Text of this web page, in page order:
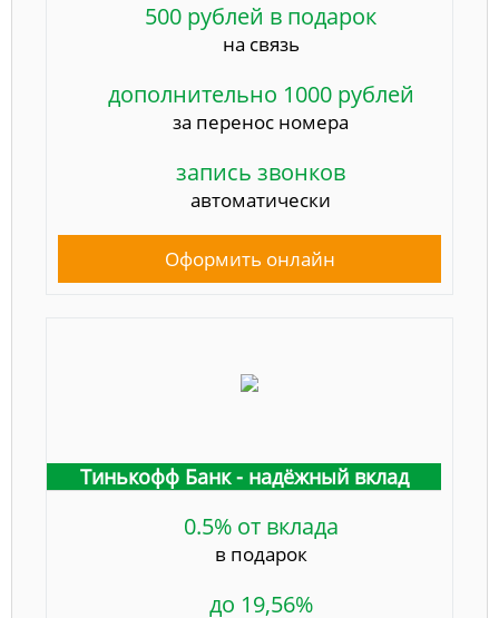
500 рублей в подарок
на связь
дополнительно 1000 рублей
за перенос номера
запись звонков
автоматически
Оформить онлайн
Тинькофф Банк - надёжный вклад
0.5% от вклада
в подарок
до 19,56%